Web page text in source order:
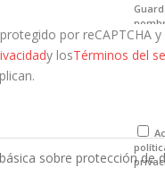
correo
que
por reCAPTCHA y
y losTérminos del
sobre protección de